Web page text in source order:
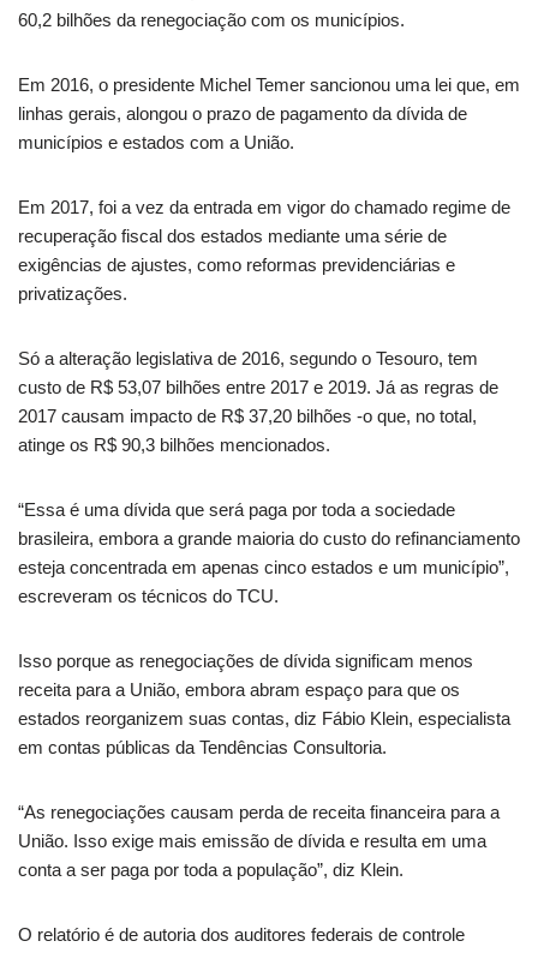
60,2 bilhões da renegociação com os municípios.
Em 2016, o presidente Michel Temer sancionou uma lei que, em
linhas gerais, alongou o prazo de pagamento da dívida de
municípios e estados com a União.
Em 2017, foi a vez da entrada em vigor do chamado regime de
recuperação fiscal dos estados mediante uma série de
exigências de ajustes, como reformas previdenciárias e
privatizações.
Só a alteração legislativa de 2016, segundo o Tesouro, tem
custo de R$ 53,07 bilhões entre 2017 e 2019. Já as regras de
2017 causam impacto de R$ 37,20 bilhões -o que, no total,
atinge os R$ 90,3 bilhões mencionados.
“Essa é uma dívida que será paga por toda a sociedade
brasileira, embora a grande maioria do custo do refinanciamento
esteja concentrada em apenas cinco estados e um município”,
escreveram os técnicos do TCU.
Isso porque as renegociações de dívida significam menos
receita para a União, embora abram espaço para que os
estados reorganizem suas contas, diz Fábio Klein, especialista
em contas públicas da Tendências Consultoria.
“As renegociações causam perda de receita financeira para a
União. Isso exige mais emissão de dívida e resulta em uma
conta a ser paga por toda a população”, diz Klein.
O relatório é de autoria dos auditores federais de controle